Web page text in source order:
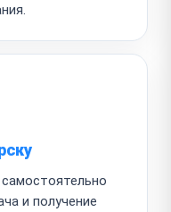
и получение